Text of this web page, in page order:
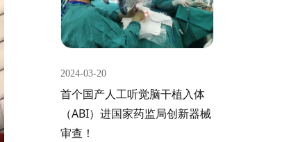
2024-03-20
首个国产人工听觉脑干植入体
（ABI）进国家药监局创新器械
审查！